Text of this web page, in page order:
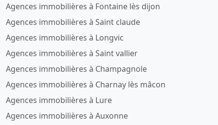
Agences immobilières à Fontaine lès dijon
Agences immobilières à Saint claude
Agences immobilières à Longvic
Agences immobilières à Saint vallier
Agences immobilières à Champagnole
Agences immobilières à Charnay lès mâcon
Agences immobilières à Lure
Agences immobilières à Auxonne